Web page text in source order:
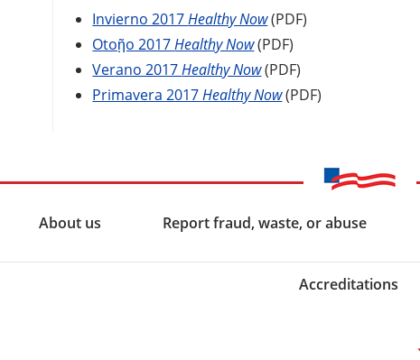
Invierno 2017 Healthy Now(PDF)
Otoῇo 2017 Healthy Now(PDF)
Verano 2017 Healthy Now(PDF)
Primavera 2017 Healthy Now(PDF)
About us Report fraud, waste, or abuse
Accreditations